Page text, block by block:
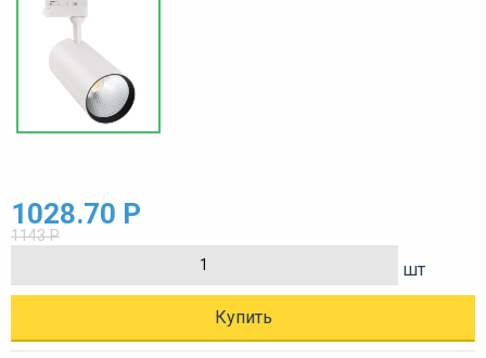
1028.70 Р
1143 Р
шт
Купить